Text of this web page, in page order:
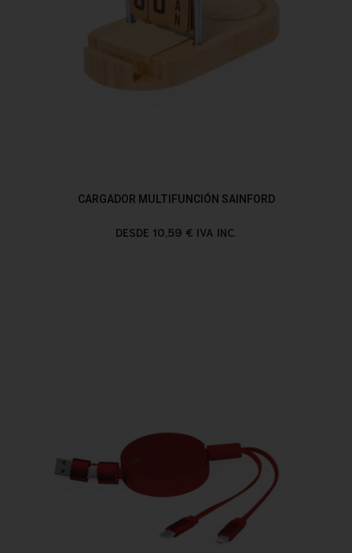
CARGADOR MULTIFUNCIÓN SAINFORD
DESDE 10,59 € IVA INC.